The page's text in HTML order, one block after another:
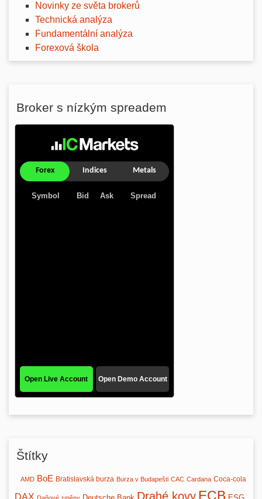
Novinky ze světa brokerů
Technická analýza
Fundamentální analýza
Forexová škola
Broker s nízkým spreadem
Štítky
AMD BoE Bratislavská burza Burza v Budapešti CAC Cardana Coca-cola
DAX Drahé kovy ECB